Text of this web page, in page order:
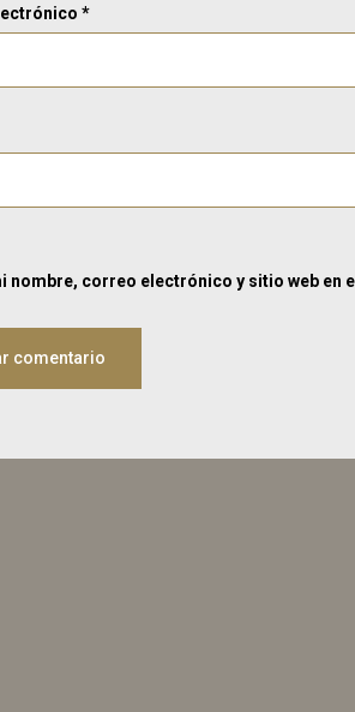
*
nombre, correo electrónico y sitio web en